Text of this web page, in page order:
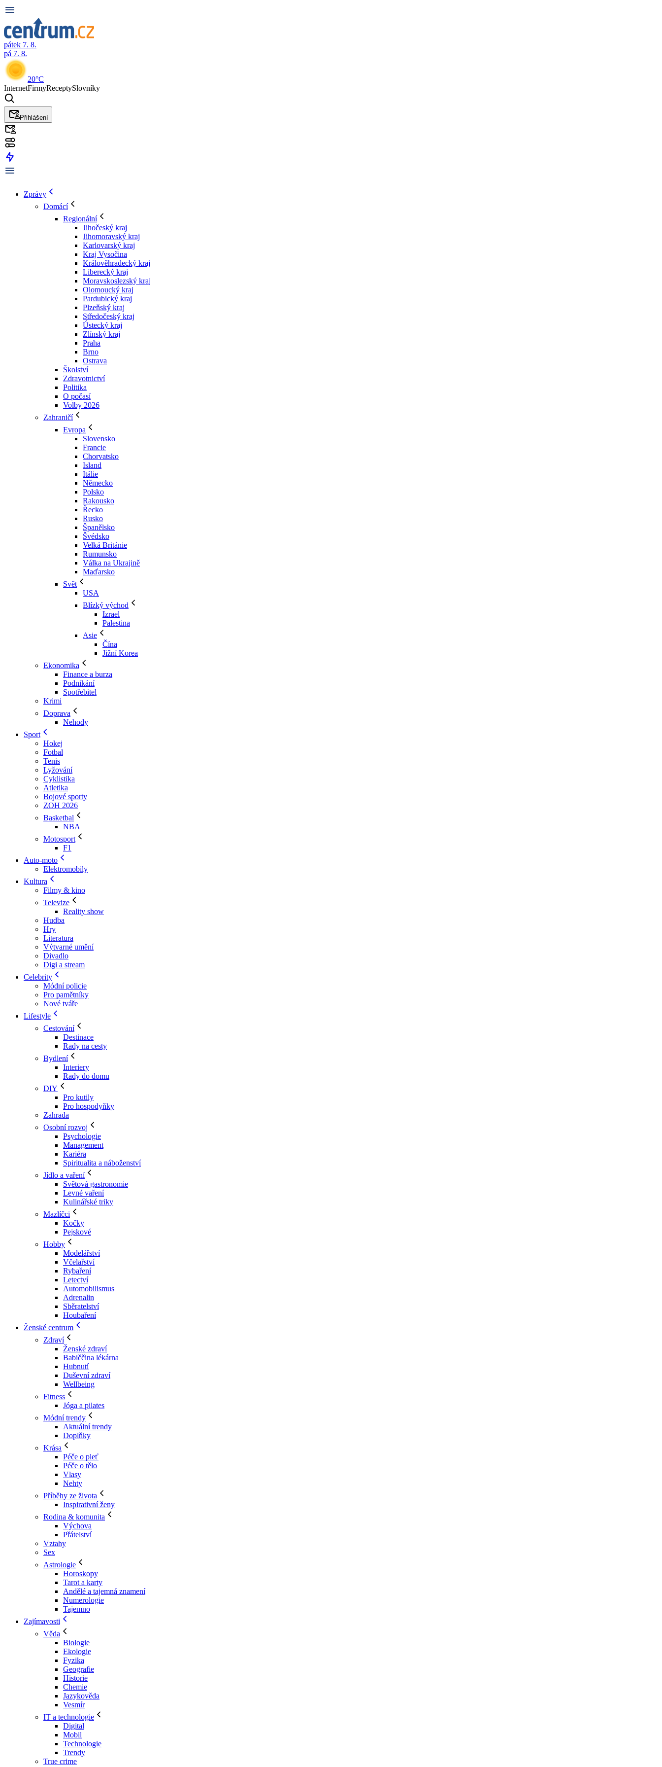
pátek 7. 8.
pá 7. 8.
20°C
InternetFirmyReceptySlovníky
Přihlášení
Zprávy
Domácí
Regionální
Jihočeský kraj
Jihomoravský kraj
Karlovarský kraj
Kraj Vysočina
Králověhradecký kraj
Liberecký kraj
Moravskoslezský kraj
Olomoucký kraj
Pardubický kraj
Plzeňský kraj
Středočeský kraj
Ústecký kraj
Zlínský kraj
Praha
Brno
Ostrava
Školství
Zdravotnictví
Politika
O počasí
Volby 2026
Zahraničí
Evropa
Slovensko
Francie
Chorvatsko
Island
Itálie
Německo
Polsko
Rakousko
Řecko
Rusko
Španělsko
Švédsko
Velká Británie
Rumunsko
Válka na Ukrajině
Maďarsko
Svět
USA
Blízký východ
Izrael
Palestina
Asie
Čína
Jižní Korea
Ekonomika
Finance a burza
Podnikání
Spotřebitel
Krimi
Doprava
Nehody
Sport
Hokej
Fotbal
Tenis
Lyžování
Cyklistika
Atletika
Bojové sporty
ZOH 2026
Basketbal
NBA
Motosport
F1
Auto-moto
Elektromobily
Kultura
Filmy & kino
Televize
Reality show
Hudba
Hry
Literatura
Výtvarné umění
Divadlo
Digi a stream
Celebrity
Módní policie
Pro pamětníky
Nové tváře
Lifestyle
Cestování
Destinace
Rady na cesty
Bydlení
Interiery
Rady do domu
DIY
Pro kutily
Pro hospodyňky
Zahrada
Osobní rozvoj
Psychologie
Management
Kariéra
Spiritualita a náboženství
Jídlo a vaření
Světová gastronomie
Levné vaření
Kulinářské triky
Mazlíčci
Kočky
Pejskové
Hobby
Modelářství
Včelařství
Rybaření
Letectví
Automobilismus
Adrenalin
Sběratelství
Houbaření
Ženské centrum
Zdraví
Ženské zdraví
Babiččina lékárna
Hubnutí
Duševní zdraví
Wellbeing
Fitness
Jóga a pilates
Módní trendy
Aktuální trendy
Doplňky
Krása
Péče o pleť
Péče o tělo
Vlasy
Nehty
Příběhy ze života
Inspirativní ženy
Rodina & komunita
Výchova
Přátelství
Vztahy
Sex
Astrologie
Horoskopy
Tarot a karty
Andělé a tajemná znamení
Numerologie
Tajemno
Zajímavosti
Věda
Biologie
Ekologie
Fyzika
Geografie
Historie
Chemie
Jazykověda
Vesmír
IT a technologie
Digital
Mobil
Technologie
Trendy
True crime